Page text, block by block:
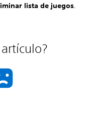
lista de juegos